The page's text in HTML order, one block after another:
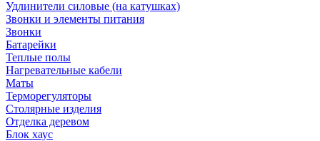
Удлинители силовые (на катушках)
Звонки и элементы питания
Звонки
Батарейки
Теплые полы
Нагревательные кабели
Маты
Терморегуляторы
Столярные изделия
Отделка деревом
Блок хаус